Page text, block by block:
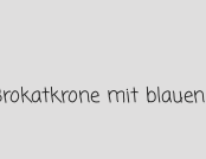
mit blauen